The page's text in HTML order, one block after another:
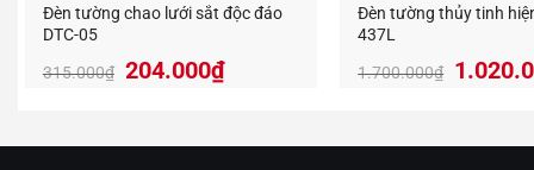
Sử
Hơn
của bạn.
Đèn tường chao lưới sắt độc đáo
DTC-05
315.000₫ 204.000₫
Đèn tường thủy tinh
437L
1.700.000₫
Giá